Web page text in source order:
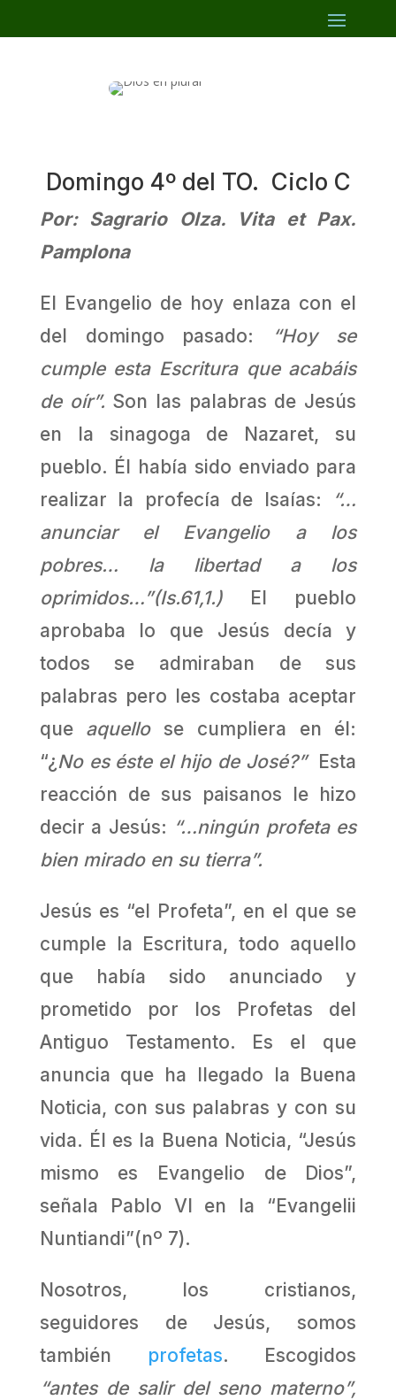
Domingo 4º del TO. Ciclo C
Por: Sagrario Olza. Vita et Pax.
Pamplona
El Evangelio de hoy enlaza con el
del domingo pasado:
“Hoy se
cumple esta Escritura que acabáis
de oír”. Son las palabras de Jesús
en la sinagoga de Nazaret, su
pueblo. Él había sido enviado para
realizar la profecía de Isaías:
“…
anunciar el Evangelio a los
pobres… la libertad a los
oprimidos…”(Is.61,1.) El pueblo
aprobaba lo que Jesús decía y
todos se admiraban de sus
palabras pero les costaba aceptar
que aquello se cumpliera en él:
“¿No es éste el hijo de José?” Esta
reacción de sus paisanos le hizo
decir a Jesús: “…ningún profeta es
bien mirado en su tierra”.
Jesús es “el Profeta”, en el que se
cumple la Escritura, todo aquello
que había sido anunciado y
prometido por los Profetas del
Antiguo Testamento. Es el que
anuncia que ha llegado la Buena
Noticia, con sus palabras y con su
vida. Él es la Buena Noticia, “Jesús
mismo es Evangelio de Dios”,
señala Pablo VI en la “Evangelii
Nuntiandi”(nº 7).
Nosotros, los cristianos,
seguidores de Jesús, somos
también profetas. Escogidos
“antes de salir del seno materno”,